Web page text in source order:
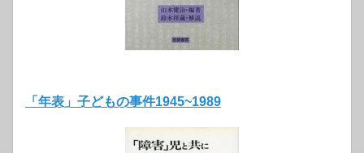
「年表」子どもの事件1945~1989